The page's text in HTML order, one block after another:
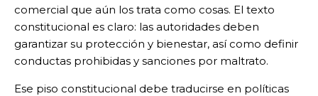
comercial que aún los trata como cosas. El texto
constitucional es claro: las autoridades deben
garantizar su protección y bienestar, así como definir
conductas prohibidas y sanciones por maltrato.
Ese piso constitucional debe traducirse en políticas